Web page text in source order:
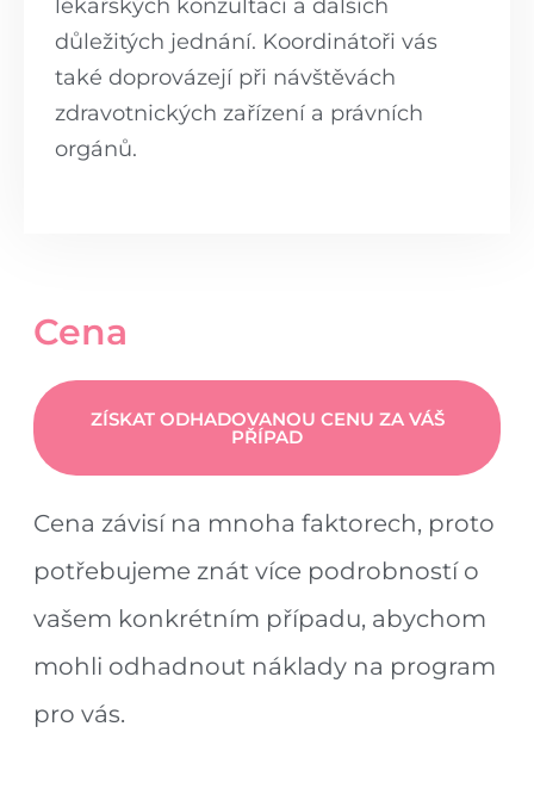
lékařských konzultací a dalších
důležitých jednání. Koordinátoři vás
také doprovázejí při návštěvách
zdravotnických zařízení a právních
orgánů.
Cena
ZÍSKAT ODHADOVANOU CENU ZA VÁŠ
PŘÍPAD
Cena závisí na mnoha faktorech, proto
potřebujeme znát více podrobností o
vašem konkrétním případu, abychom
mohli odhadnout náklady na program
pro vás.